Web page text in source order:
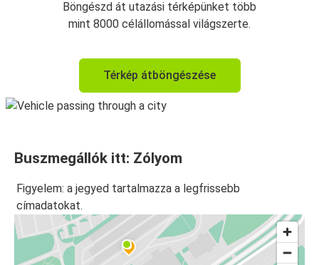
Zólyom
Kassa
Siófok
Zólyom
Dolný Kubín
Dolný Kubín
Böngészd át utazási térképünket több
mint 8000 célállomással világszerte.
Térkép átböngészése
Buszmegállók itt: Zólyom
Figyelem: a jegyed tartalmazza a legfrissebb
címadatokat.